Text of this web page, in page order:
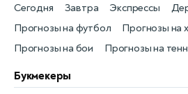
Прогнозы на футбол
Сегодня
Прогнозы на
Завтра
Прогнозы на бои
Экспрессы
Прогнозы на
Букмекеры